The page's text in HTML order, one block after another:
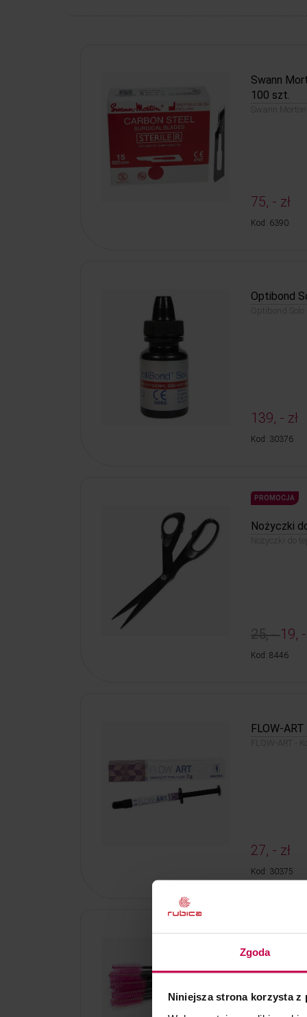
Zgoda
Niniejsza strona korzysta z
Swann
100 szt.
Swann
75, - zł
Kod: 6390
Optibond
Optibond Solo
139, - zł
Kod: 30376
PROMOCJA
Nożyczki
Nożyczki do
25, -19,
Kod: 8446
FLOW-
FLOW-ART -
27, - zł
Kod: 30375
spiralka 50
Szczoteczki